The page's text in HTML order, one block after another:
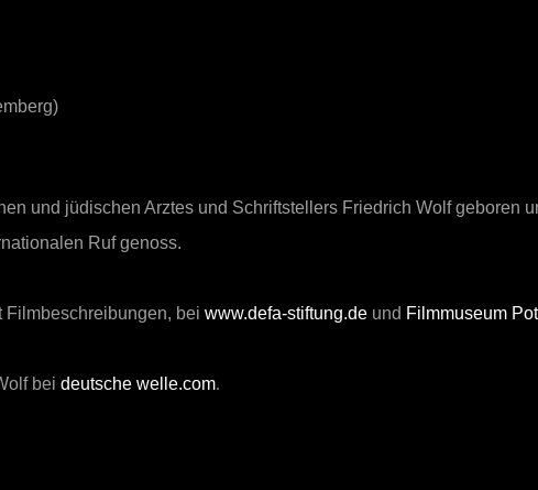
und jüdischen Arztes und Schriftstellers Friedrich Wolf geboren
Ruf genoss.
Filmbeschreibungen, bei www.defa-stiftung.de und Filmmuseum
bei deutsche welle.com.